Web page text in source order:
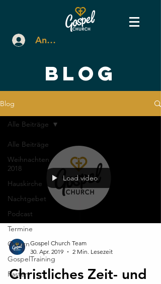
Anmelden
BLOG
Blog
Alle Beiträge
Weihnachten
2018
Hauskirche
Nachtgebet
Podcast
Termine
Ostern
GospelTraining
Fasten
Alle Beiträge
Load video
Gospel Church Team
30. Apr. 2019
2 Min. Lesezeit
Christliches Zeit- und